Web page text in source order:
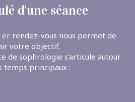
d'une séance
rendez-vous nous permet de
votre objectif.
de sophrologie s’articule autour
temps principaux :